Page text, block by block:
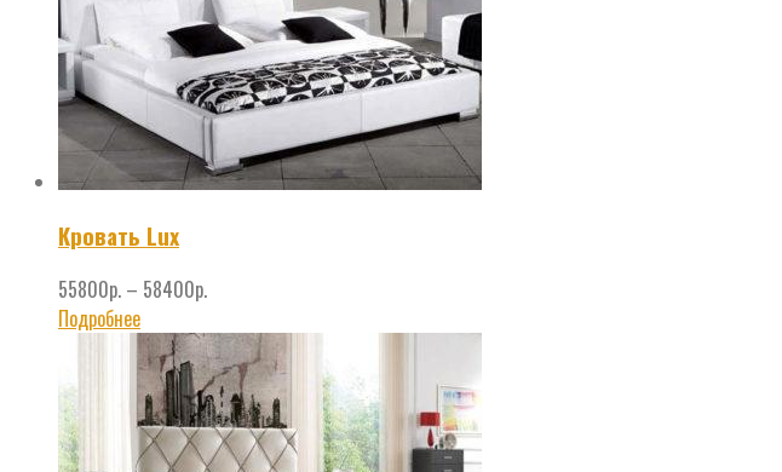
Кровать Lux
55800р. – 58400р.
Подробнее